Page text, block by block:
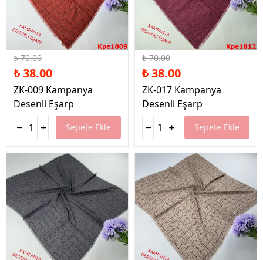
%46 İndirim
₺ 70.00
₺ 38.00
ZK-009 Kampanya
Desenli Eşarp
Sepete Ekle
%46 İndirim
₺ 70.00
₺ 38.00
ZK-017 Kampanya
Desenli Eşarp
Sepete Ekle